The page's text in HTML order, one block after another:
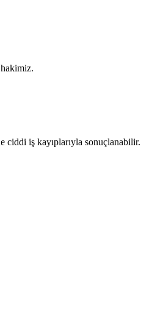
ciddi iş kayıplarıyla sonuçlanabilir.